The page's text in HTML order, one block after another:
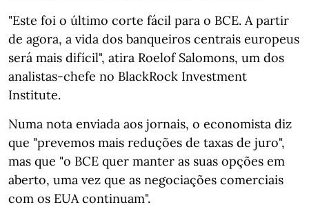
"Este foi o último corte fácil para o BCE. A partir
de agora, a vida dos banqueiros centrais europeus
será mais difícil", atira Roelof Salomons, um dos
analistas-chefe no BlackRock Investment
Institute.
Numa nota enviada aos jornais, o economista diz
que "prevemos mais reduções de taxas de juro",
mas que "o BCE quer manter as suas opções em
aberto, uma vez que as negociações comerciais
com os EUA continuam".